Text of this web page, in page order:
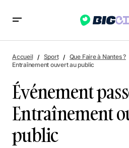
Événement passé :
Accueil Sport Que Faire à Nantes ?
Entraînement ouvert au public
Événement
Entraînement
public